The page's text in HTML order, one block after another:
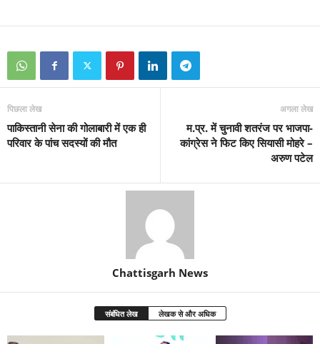
पिछला लेख
पाकिस्तानी सेना की गोलाबारी में एक ही
परिवार के पांच सदस्यों की मौत
अगला लेख
म.प्र. में चुनावी शतरंज पर भाजपा-
कांग्रेस ने फिट किए सियासी मोहरे –
अरुण पटेल
Chattisgarh News
संबंधित लेख लेखक से और अधिक